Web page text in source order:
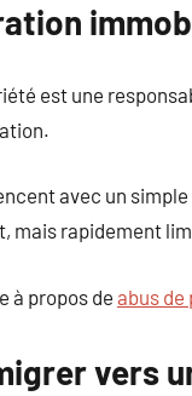
est une
avec un
mais rapidement
à propos de abus de
vers